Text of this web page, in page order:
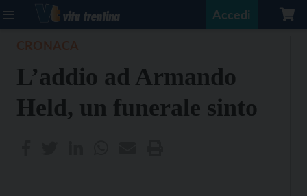
Accedi
L’addio ad Armando
Held, un funerale sinto